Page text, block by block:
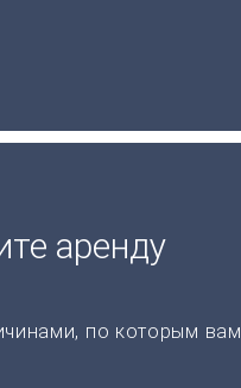
аренду
по которым вам